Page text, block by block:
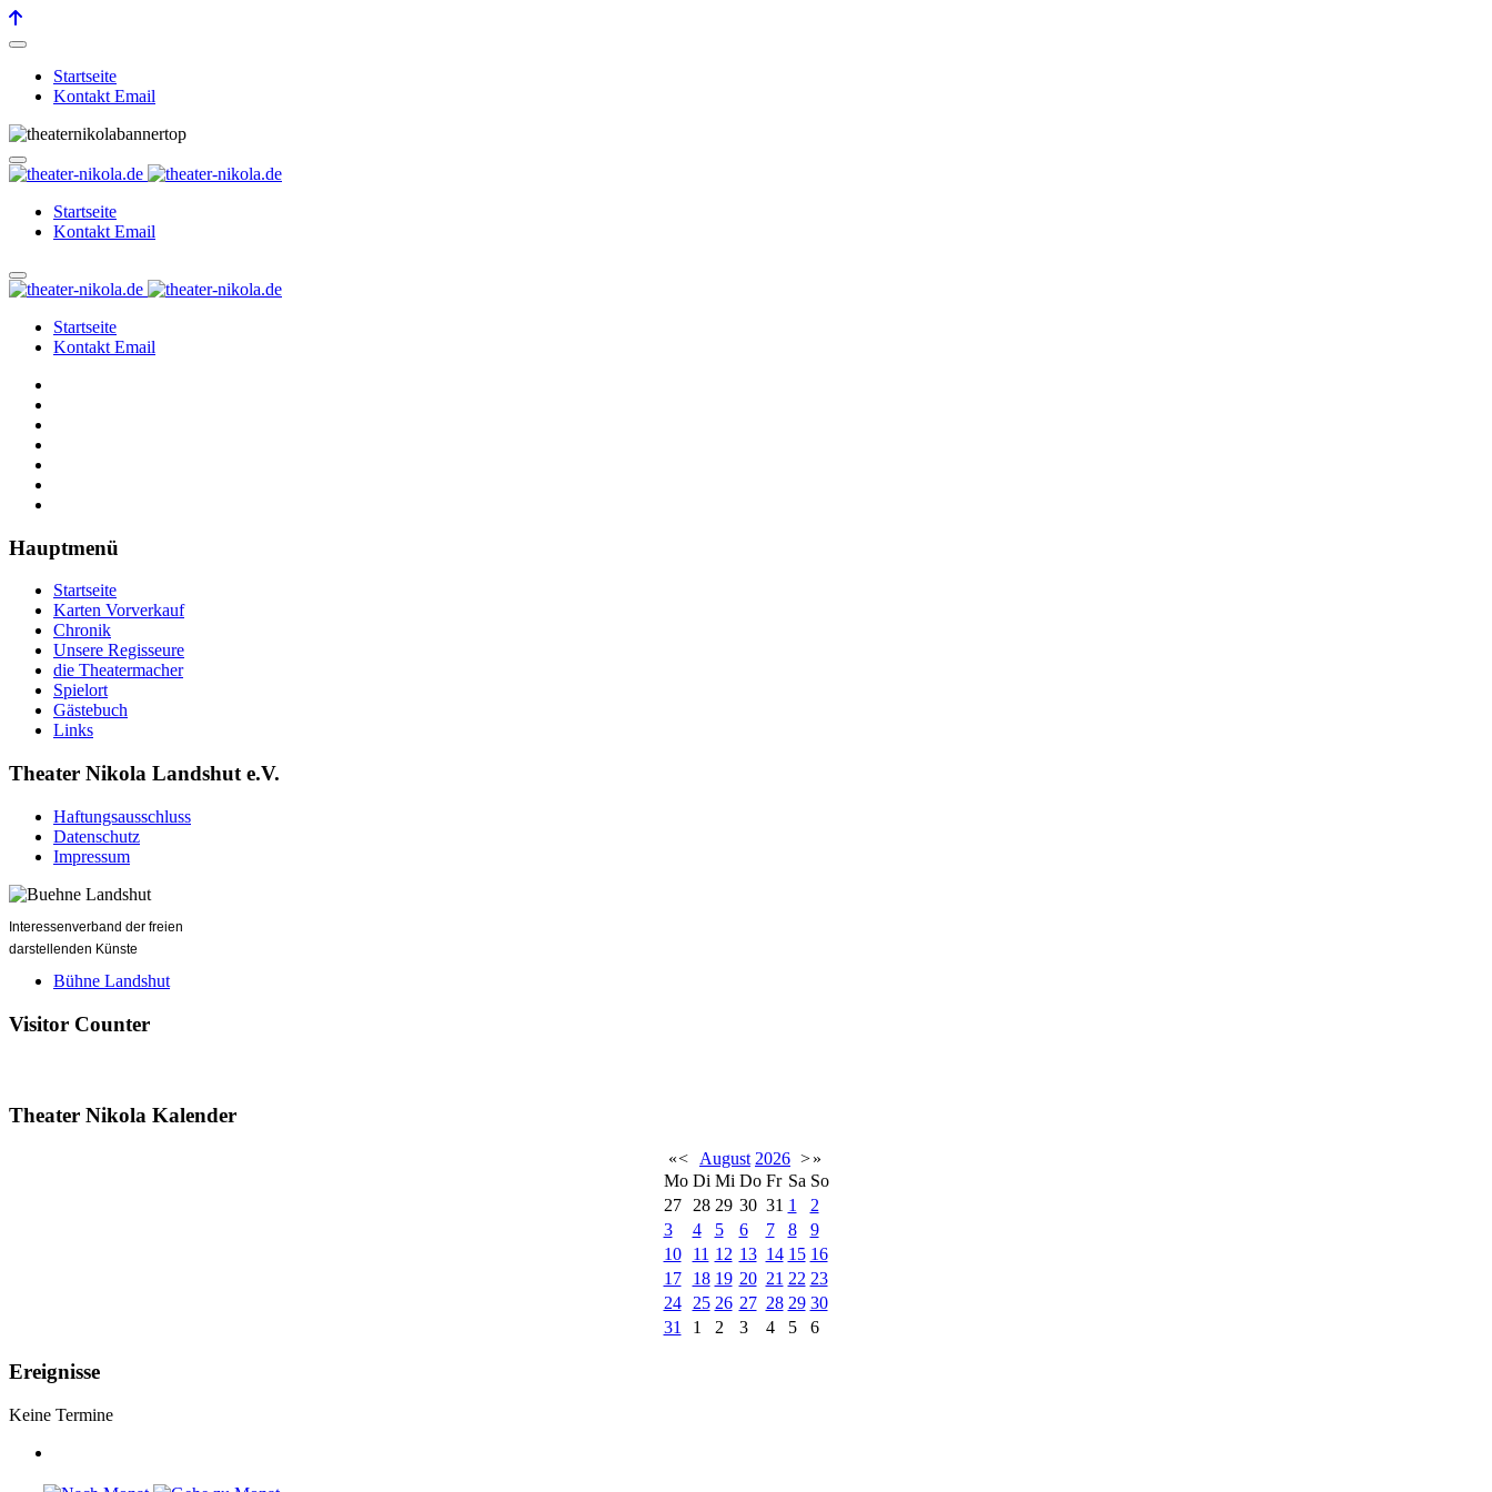
Startseite
Kontakt Email
Startseite
Kontakt Email
Startseite
Kontakt Email
Hauptmenü
Startseite
Karten Vorverkauf
Chronik
Unsere Regisseure
die Theatermacher
Spielort
Gästebuch
Links
Theater Nikola Landshut e.V.
Haftungsausschluss
Datenschutz
Impressum
Interessenverband der freien
darstellenden Künste
Bühne Landshut
Visitor Counter
Theater Nikola Kalender
«< August 2026 >»
Mo Di Mi Do Fr Sa So
27
28 29 30 31 1
2
3
4 5 6 7 8
9
10
11 12 13 14 15 16
17
18 19 20 21 22 23
24
25 26 27 28 29 30
31
1 2 3 4 5 6
Ereignisse
Keine Termine